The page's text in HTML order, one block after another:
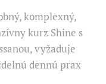
komplexný,
kurz Shine s
vyžaduje
dennú prax